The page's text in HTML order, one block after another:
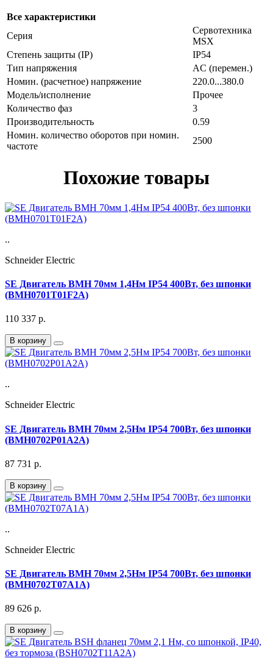
Все характеристики
Серия
Сервотехника
MSX
Степень защиты (IP)
IP54
Тип напряжения
AC (перемен.)
Номин. (расчетное) напряжение
220.0...380.0
Модель/исполнение
Прочее
Количество фаз
3
Производительность
0.59
Номин. количество оборотов при номин.
частоте
2500
Похожие товары
..
Schneider Electric
SE Двигатель BMH 70мм 1,4Нм IP54 400Вт, без шпонки
(BMH0701T01F2A)
110 337 р.
В корзину
..
Schneider Electric
SE Двигатель BMH 70мм 2,5Нм IP54 700Вт, без шпонки
(BMH0702P01A2A)
87 731 р.
В корзину
..
Schneider Electric
SE Двигатель BMH 70мм 2,5Нм IP54 700Вт, без шпонки
(BMH0702T07A1A)
89 626 р.
В корзину